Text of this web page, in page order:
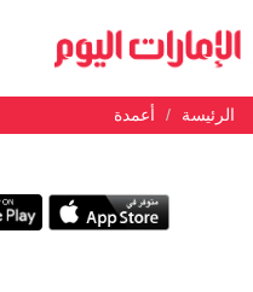
الرئيسة أعمدة